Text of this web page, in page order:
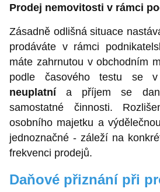
Prodej nemovitosti v rámci
Zásadně odlišná situace
prodáváte v rámci
máte zahrnutou v obchodním
podle časového testu se v
neuplatní a příjem se
samostatné činnosti.
osobního majetku a
jednoznačné - záleží na
frekvenci prodejů.
Daňové přiznání při